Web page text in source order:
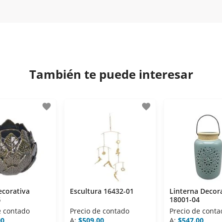
También te puede interesar
favorite
contado
favorite
Escultura 16432-01
Precio de contado
Linterna
18001-04
Precio de